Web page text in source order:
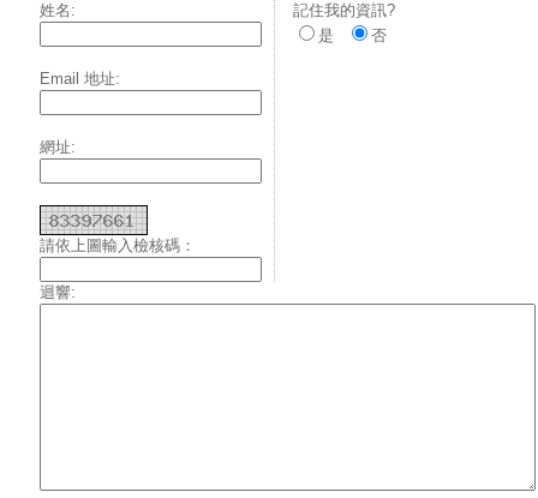
姓名:
Email 地址:
網址:
請依上圖輸入檢核碼：
記住我的資訊?
是
否
迴響: